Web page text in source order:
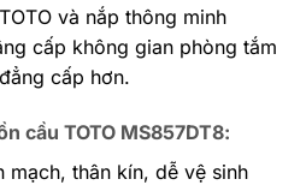
và nắp thông minh
cấp không gian phòng tắm
cấp hơn.
cầu TOTO MS857DT8:
mạch, thân kín, dễ vệ sinh